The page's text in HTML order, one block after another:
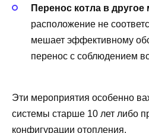
Перенос котла в другое
расположение не
мешает эффективному
перенос с соблюдением
Эти мероприятия особенно
системы старше 10 лет либо
конфигурации отопления.